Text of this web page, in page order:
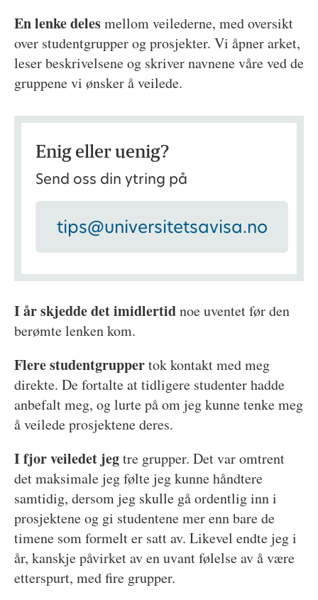
En lenke delesmellom veilederne, med oversikt
over studentgrupper og prosjekter. Vi åpner arket,
leser beskrivelsene og skriver navnene våre ved de
gruppene vi ønsker å veilede.
Enig eller uenig?
Send oss din ytring på
tips@universitetsavisa.no
I år skjedde det imidlertidnoe uventet før den
berømte lenken kom.
Flere studentgruppertok kontaktmed meg
direkte. De fortalte at tidligere studenter hadde
anbefalt meg, og lurte på om jeg kunne tenke meg
å veilede prosjektene deres.
I fjor veiledet jegtre grupper. Det var omtrent
det maksimale jeg følte jeg kunne håndtere
samtidig, dersom jeg skulle gå ordentlig inn i
prosjektene og gi studentene mer enn bare de
timene som formelt er satt av. Likevel endte jeg i
år, kanskje påvirket av en uvant følelse av å være
etterspurt, med fire grupper.